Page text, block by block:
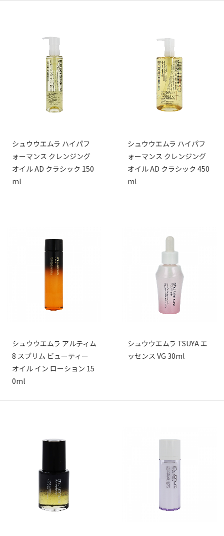
シュウウエムラ ハイパフ
ォーマンス クレンジング
オイル AD クラシック 150
ml
シュウウエムラ ハイパフ
ォーマンス クレンジング
オイル AD クラシック 450
ml
シュウウエムラ アルティム
8 スブリム ビューティー
オイル イン ローション 15
0ml
シュウウエムラ TSUYA エ
ッセンス VG 30ml